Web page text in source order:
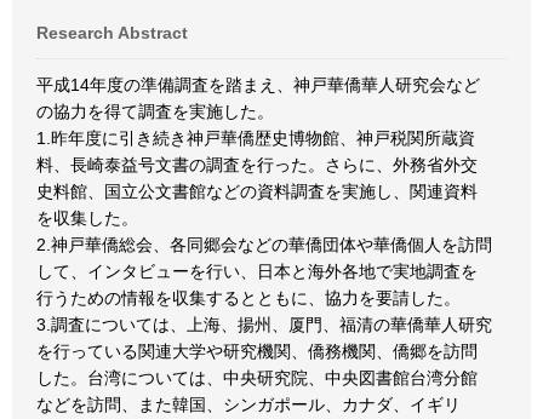
Research Abstract
平成14年度の準備調査を踏まえ、神戸華僑華人研究会など
の協力を得て調査を実施した。
1.昨年度に引き続き神戸華僑歴史博物館、神戸税関所蔵資
料、長崎泰益号文書の調査を行った。さらに、外務省外交
史料館、国立公文書館などの資料調査を実施し、関連資料
を収集した。
2.神戸華僑総会、各同郷会などの華僑団体や華僑個人を訪問
して、インタビューを行い、日本と海外各地で実地調査を
行うための情報を収集するとともに、協力を要請した。
3.調査については、上海、揚州、厦門、福清の華僑華人研究
を行っている関連大学や研究機関、僑務機関、僑郷を訪問
した。台湾については、中央研究院、中央図書館台湾分館
などを訪問、また韓国、シンガポール、カナダ、イギリ